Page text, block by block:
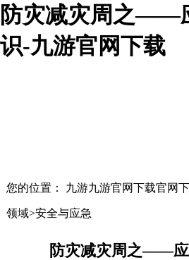
防灾减灾周之——
识-九游官网下载
您的位置： 九游九游官网下载官网
领域>安全与应急
防灾减灾周之——